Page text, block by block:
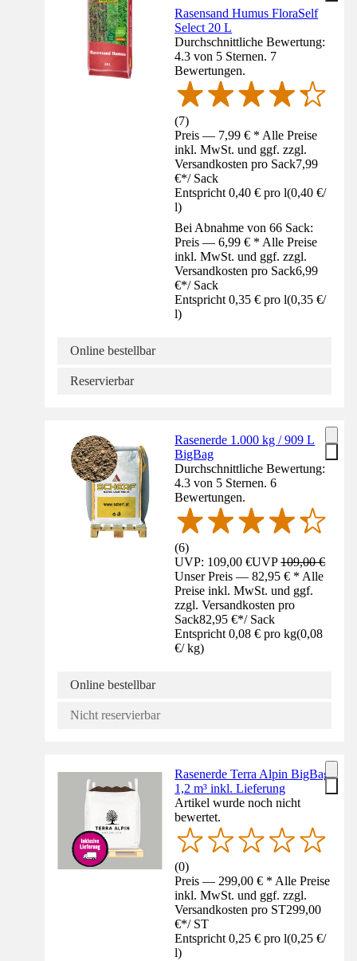
Rasensand Humus FloraSelf
Select 20 L
Durchschnittliche Bewertung:
4.3 von 5 Sternen. 7
Bewertungen.
(7)
Preis — 7,99 € * Alle Preise
inkl. MwSt. und ggf. zzgl.
Versandkosten pro Sack7,99
€*/ Sack
Entspricht 0,40 € pro l(0,40 €/
l)
Bei Abnahme von 66 Sack:
Preis — 6,99 € * Alle Preise
inkl. MwSt. und ggf. zzgl.
Versandkosten pro Sack6,99
€*/ Sack
Entspricht 0,35 € pro l(0,35 €/
l)
Online bestellbar
Reservierbar
Rasenerde 1.000 kg / 909 L
BigBag
Durchschnittliche Bewertung:
4.3 von 5 Sternen. 6
Bewertungen.
(6)
UVP: 109,00 €UVP109,00 €
Unser Preis — 82,95 € * Alle
Preise inkl. MwSt. und ggf.
zzgl. Versandkosten pro
Sack82,95 €*/ Sack
Entspricht 0,08 € pro kg(0,08
€/ kg)
Online bestellbar
Nicht reservierbar
Rasenerde Terra Alpin BigBag
1,2 m³ inkl. Lieferung
Artikel wurde noch nicht
bewertet.
(0)
Preis — 299,00 € * Alle Preise
inkl. MwSt. und ggf. zzgl.
Versandkosten pro ST299,00
€*/ ST
Entspricht 0,25 € pro l(0,25 €/
l)